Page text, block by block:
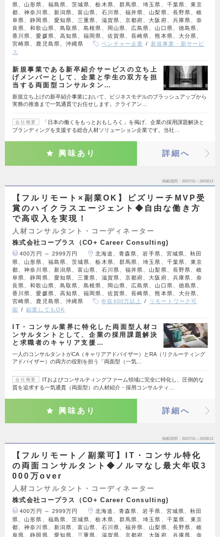
県、山形県、福島県、茨城県、栃木県、群馬県、埼玉県、千葉県、東京
都、神奈川県、新潟県、富山県、石川県、福井県、山梨県、長野県、岐
阜県、静岡県、愛知県、三重県、滋賀県、京都府、大阪府、兵庫県、奈
良県、和歌山県、鳥取県、島根県、岡山県、広島県、山口県、徳島県、
香川県、愛媛県、高知県、福岡県、佐賀県、長崎県、熊本県、大分県、
宮崎県、鹿児島県、沖縄県
ベンチャー企業
新規事業・新サービ
ス
新規事業である新卒紹介サービスの立ち上
げメンバーとして、企業と学生の双方を担
当する両面型コンサルタン…
新規立ち上げの新卒紹介事業において、ビジネスモデルのブラッシュアップから
実務の推進まで一気通貫でお任せします。クライアン…
会社概要
「日本の働くをもっとおもしろく」を掲げ、企業の採用課題解決と
ブランディングを支援する総合人材ソリューション企業です。当社…
興味あり 詳細へ
掲載期間 26/07/31～26/08/13
【フルリモート×副業OK】ビズリーチMVP受
賞のハイクラスエージェント◆自由な働き方
で高収入を実現！
人材コンサルタント・コーディネーター
株式会社コープラス（CO+ Career Consulting)
400万円 ～ 2999万円
北海道、青森県、岩手県、宮城県、秋田
県、山形県、福島県、茨城県、栃木県、群馬県、埼玉県、千葉県、東京
都、神奈川県、新潟県、富山県、石川県、福井県、山梨県、長野県、岐
阜県、静岡県、愛知県、三重県、滋賀県、京都府、大阪府、兵庫県、奈
良県、和歌山県、鳥取県、島根県、岡山県、広島県、山口県、徳島県、
香川県、愛媛県、高知県、福岡県、佐賀県、長崎県、熊本県、大分県、
宮崎県、鹿児島県、沖縄県
年収600万以上
リモートワーク可
能
副業してもOK
IT・コンサル業界に特化した両面型人材コ
ンサルタントとして、企業の採用課題解決
と求職者のキャリア支援…
一人のコンサルタントがCA（キャリアアドバイザー）とRA（リクルーティング
アドバイザー）の両方の役割を担う「両面型（一気…
会社概要
ITおよびコンサルティングファーム領域に完全に特化し、圧倒的な
質を追求する一気通貫（両面型）の人材紹介・採用コンサルティ…
興味あり 詳細へ
掲載期間 26/07/31～26/08/13
【フルリモート／副業可】IT・コンサル特化
の両面コンサルタント◆ノルマなし最大年収3
000万over
人材コンサルタント・コーディネーター
株式会社コープラス（CO+ Career Consulting)
400万円 ～ 2999万円
北海道、青森県、岩手県、宮城県、秋田
県、山形県、福島県、茨城県、栃木県、群馬県、埼玉県、千葉県、東京
都、神奈川県、新潟県、富山県、石川県、福井県、山梨県、長野県、岐
阜県、静岡県、愛知県、三重県、滋賀県、京都府、大阪府、兵庫県、奈